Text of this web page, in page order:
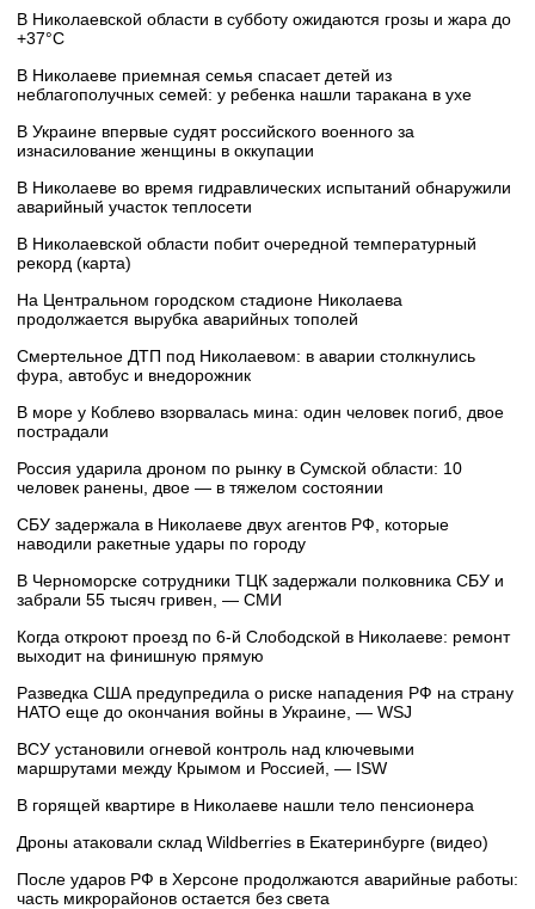
В Николаевской области в субботу ожидаются грозы и жара до
+37°C
В Николаеве приемная семья спасает детей из
неблагополучных семей: у ребенка нашли таракана в ухе
В Украине впервые судят российского военного за
изнасилование женщины в оккупации
В Николаеве во время гидравлических испытаний обнаружили
аварийный участок теплосети
В Николаевской области побит очередной температурный
рекорд (карта)
На Центральном городском стадионе Николаева
продолжается вырубка аварийных тополей
Смертельное ДТП под Николаевом: в аварии столкнулись
фура, автобус и внедорожник
В море у Коблево взорвалась мина: один человек погиб, двое
пострадали
Россия ударила дроном по рынку в Сумской области: 10
человек ранены, двое — в тяжелом состоянии
СБУ задержала в Николаеве двух агентов РФ, которые
наводили ракетные удары по городу
В Черноморске сотрудники ТЦК задержали полковника СБУ и
забрали 55 тысяч гривен, — СМИ
Когда откроют проезд по 6-й Слободской в Николаеве: ремонт
выходит на финишную прямую
Разведка США предупредила о риске нападения РФ на страну
НАТО еще до окончания войны в Украине, — WSJ
ВСУ установили огневой контроль над ключевыми
маршрутами между Крымом и Россией, — ISW
В горящей квартире в Николаеве нашли тело пенсионера
Дроны атаковали склад Wildberries в Екатеринбурге (видео)
После ударов РФ в Херсоне продолжаются аварийные работы:
часть микрорайонов остается без света